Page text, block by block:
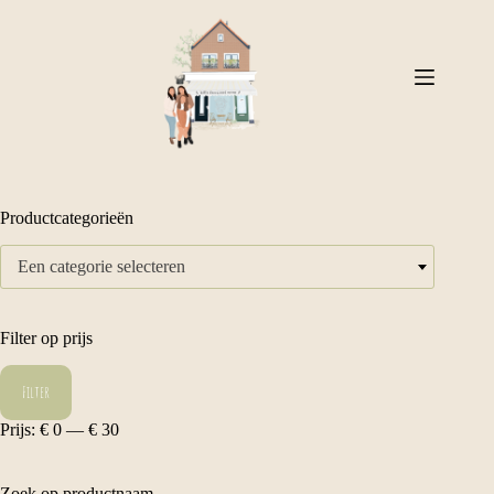
Productcategorieën
Een categorie selecteren
Filter op prijs
Min.
prijs
Max.
prijsFilter
Prijs: € 0 — € 30